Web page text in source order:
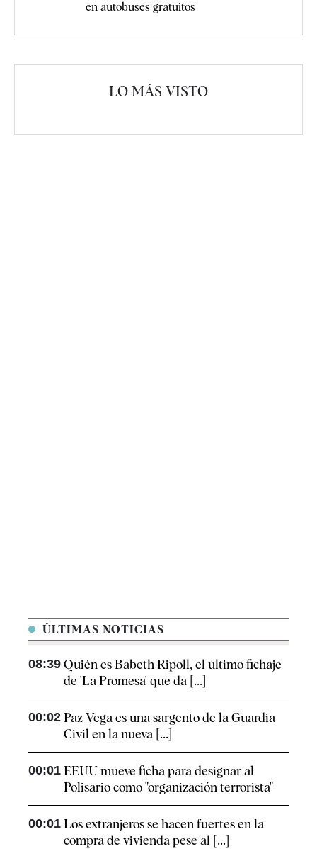
en autobuses gratuitos
LO MÁS VISTO
ÚLTIMAS NOTICIAS
08:39 Quién es Babeth Ripoll, el último fichaje
de 'La Promesa' que da [...]
00:02 Paz Vega es una sargento de la Guardia
Civil en la nueva [...]
00:01 EEUU mueve ficha para designar al
Polisario como "organización terrorista"
00:01 Los extranjeros se hacen fuertes en la
compra de vivienda pese al [...]